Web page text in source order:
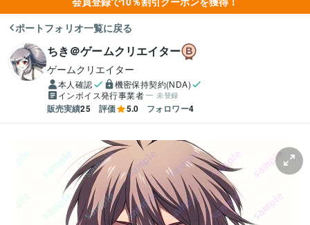
ポートフォリオ一覧に戻る
ちき＠ゲームクリエイター
ゲームクリエイター
本人確認
機密保持契約(NDA)
インボイス発行事業者
未登録
販売実績25 評価 5.0 フォロワー4